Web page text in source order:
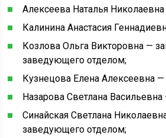
Алексеева Наталья Николаевна
Калинина Анастасия
Козлова Ольга Викторовна —
заведующего отделом;
Кузнецова Елена Алексеевна —
Назарова Светлана Васильевна
Синайская Светлана
заведующего отделом;